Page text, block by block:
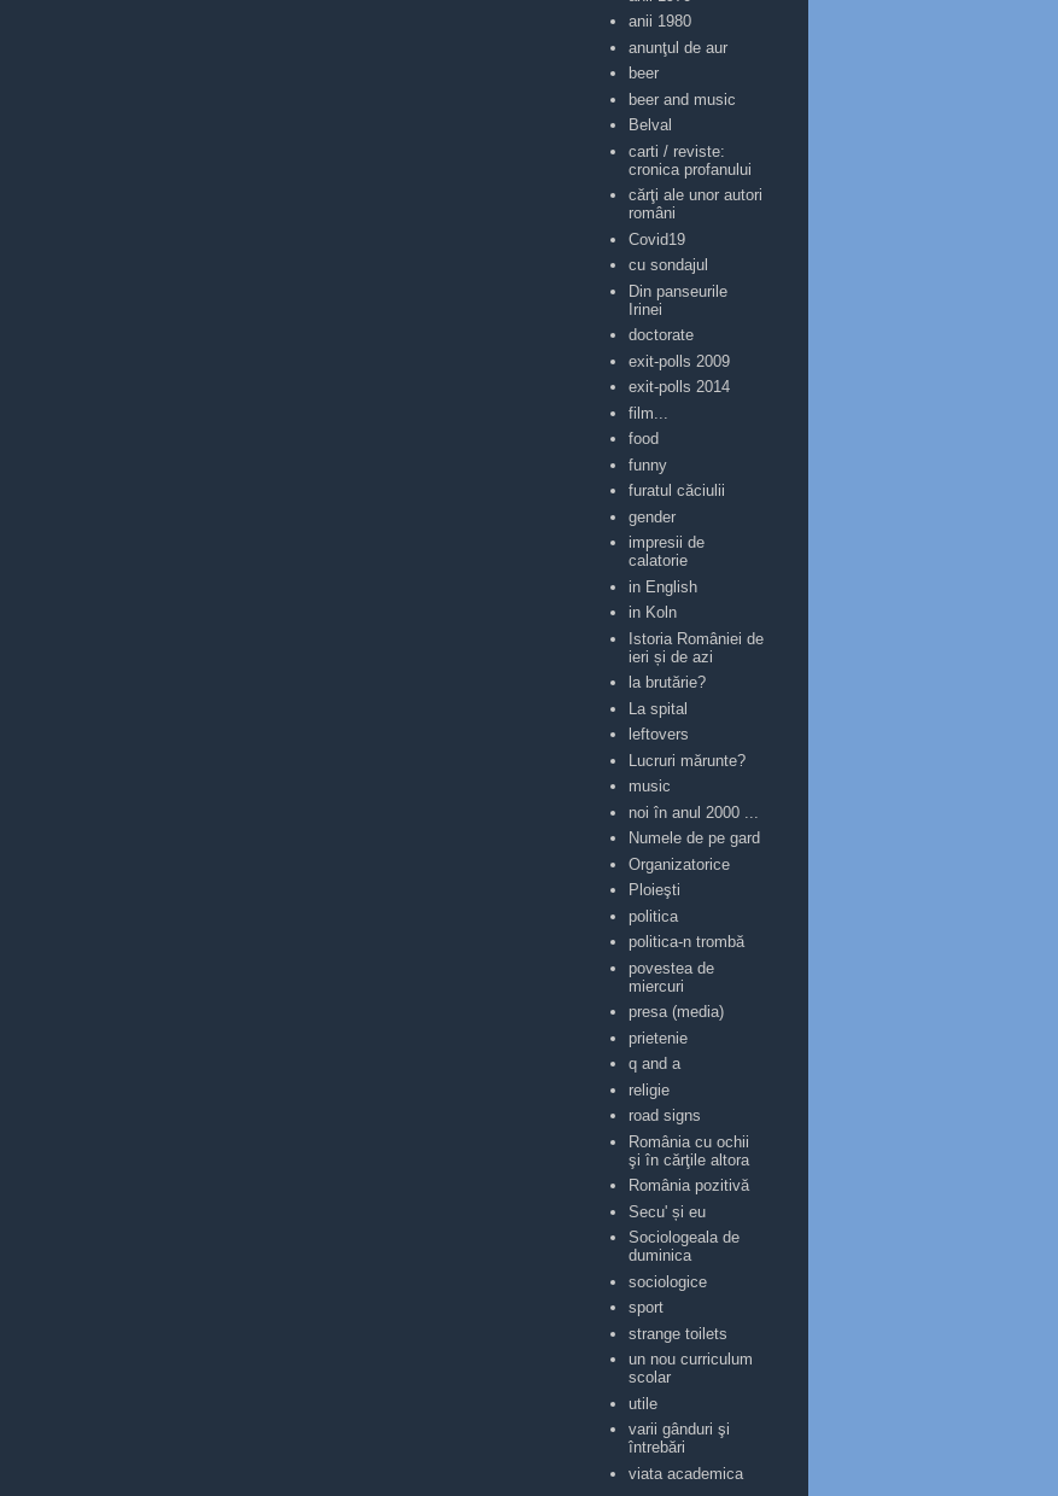
anii 1980
anunţul de aur
beer
beer and music
Belval
carti / reviste:
cronica profanului
cărţi ale unor autori
români
Covid19
cu sondajul
Din panseurile
Irinei
doctorate
exit-polls 2009
exit-polls 2014
film...
food
funny
furatul căciulii
gender
impresii de
calatorie
in English
in Koln
Istoria României de
ieri și de azi
la brutărie?
La spital
leftovers
Lucruri mărunte?
music
noi în anul 2000 ...
Numele de pe gard
Organizatorice
Ploieşti
politica
politica-n trombă
povestea de
miercuri
presa (media)
prietenie
q and a
religie
road signs
România cu ochii
şi în cărţile altora
România pozitivă
Secu' și eu
Sociologeala de
duminica
sociologice
sport
strange toilets
un nou curriculum
scolar
utile
varii gânduri şi
întrebări
viata academica